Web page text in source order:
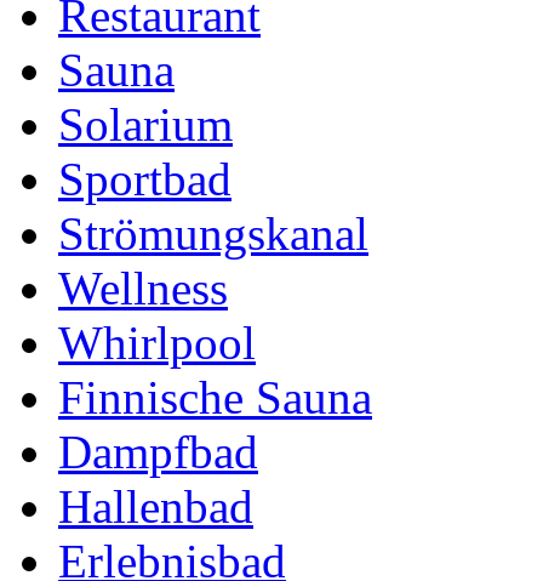
Restaurant
Sauna
Solarium
Sportbad
Strömungskanal
Wellness
Whirlpool
Finnische Sauna
Dampfbad
Hallenbad
Erlebnisbad